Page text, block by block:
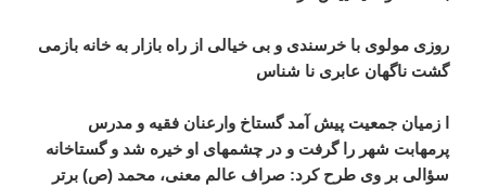
روزی مولوی با خرسندی و بی خیالی از راه بازار به خانه بازمی
گشت ناگهان عابری نا شناس
ا زمیان جمعیت پیش آمد گستاخ وارعنان فقیه و مدرس
پرمهابت شهر را گرفت و در چشمهای او خیره شد و گستاخانه
سؤالی بر وی طرح کرد: صراف عالم معنی، محمد (ص) برتر